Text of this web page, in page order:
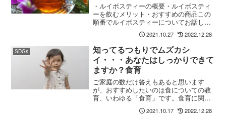
・ルイボスティーの概要・ルイボスティ
ーを飲むメリット・おすすめの商品この
順番でルイボスティーについてお話しし
ていきます。この記事を最後まで読んで
いただけるとルイボスティーについての
知識を得られるとともに始め方までわか
りますので、最後までお付き合いいただ
ければ幸いです。
2021.10.27 2022.12.28
SDGs
知ってるつもりでムズカシ
イ・・・あなたはしっかりできて
ますか？食育
ご家庭の数だけ答えもあると思います
が、おすすめしたいのは食についての教
育、いわゆる「食育」です。食育に関し
ては2005年に「食育基本法」という法律
も作られるなど、国としても推進してい
2021.10.17 2022.12.28